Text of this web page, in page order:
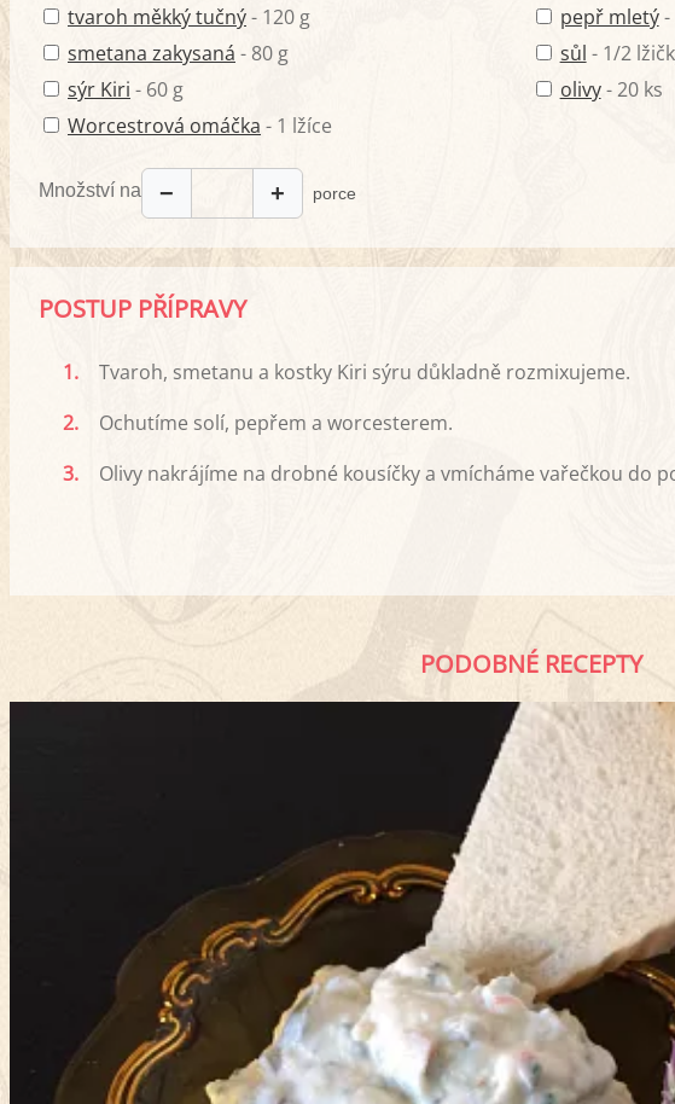
tvaroh měkký tučný- 120 g
smetana zakysaná - 80 g
sýr Kiri - 60 g
Worcestrová omáčka - 1 lžíce
pepř mletý-
sůl - 1/2
olivy- 20 ks
Množství na − + porce
POSTUP PŘÍPRAVY
1.
Tvaroh, smetanu a kostky Kiri sýru důkladně rozmixujeme.
2.
Ochutíme solí, pepřem a worcesterem.
3.
Olivy nakrájíme na drobné kousíčky a vmícháme vařečkou do
PODOBNÉ RECEPTY